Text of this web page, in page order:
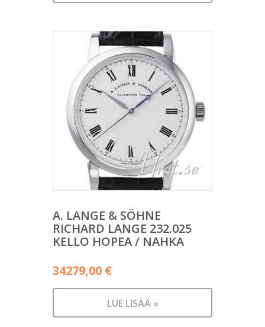
A. LANGE & SÖHNE
RICHARD LANGE 232.025
KELLO HOPEA / NAHKA
34279,00 €
LUE LISÄÄ »